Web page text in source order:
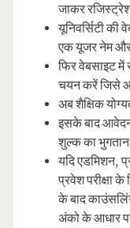
जाकर
यूनिवर्सिटी
एक यूजर नेम और
फिर वेबसाइट में
चयन करें जिसे
अब शैक्षिक
इसके बाद
शुल्क का
यदि एडमिशन,
प्रवेश परीक्षा
के बाद
अंको के आधार